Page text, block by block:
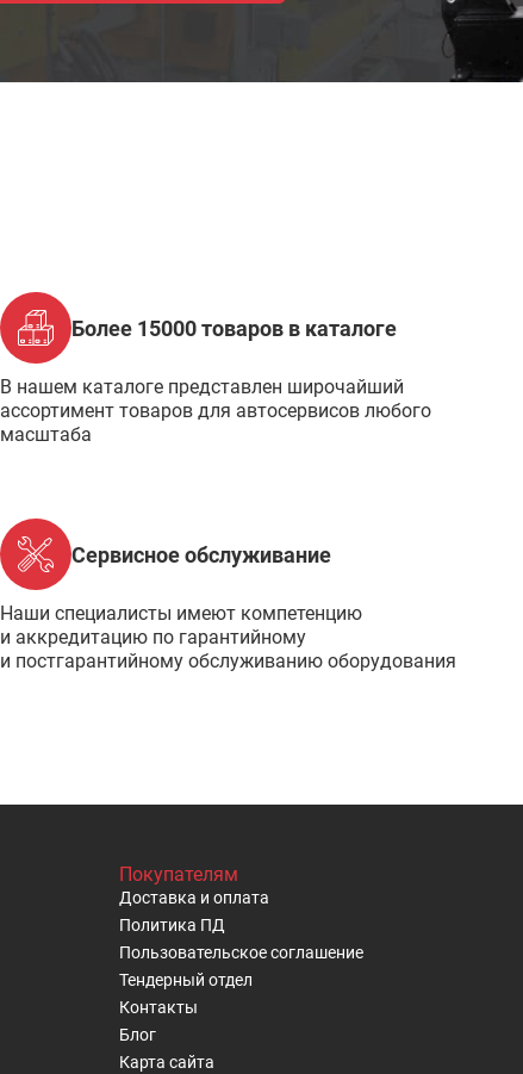
Более 15000 товаров в каталоге
В нашем каталоге представлен широчайший
ассортимент товаров для автосервисов любого
масштаба
Сервисное обслуживание
Наши специалисты имеют компетенцию
и аккредитацию по гарантийному
и постгарантийному обслуживанию оборудования
Покупателям
Доставка и оплата
Политика ПД
Пользовательское cоглашение
Тендерный отдел
Контакты
Блог
Карта сайта